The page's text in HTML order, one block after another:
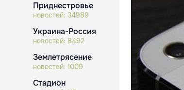
Приднестровье
новостей: 34989
Украина-Россия
новостей: 8492
Землетрясение
новостей: 1009
Стадион